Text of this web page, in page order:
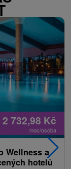
2 732,98 Kč
/noc/osoba
Wellness a
hotelů